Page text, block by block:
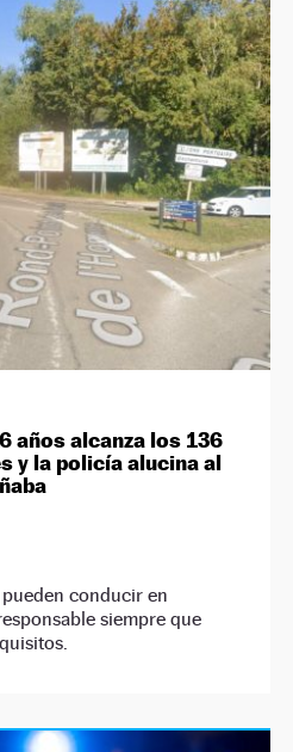
años alcanza los 136
y la policía alucina al
conducir en
siempre que